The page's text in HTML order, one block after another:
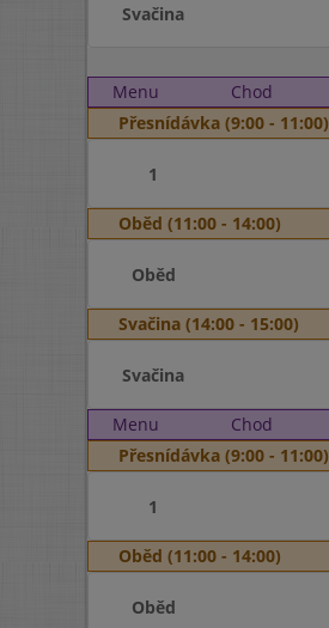
Svačina
Menu
Chod
Přesnídávka (9:00 - 11:00)
1
Oběd (11:00 - 14:00)
Oběd
Svačina (14:00 - 15:00)
Svačina
Menu Chod
Přesnídávka (9:00 - 11:00)
1
Oběd (11:00 - 14:00)
Oběd